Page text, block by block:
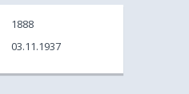
1888
03.11.1937